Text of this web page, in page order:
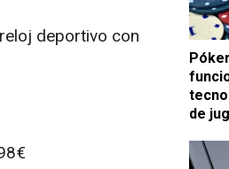
de
deportivo con